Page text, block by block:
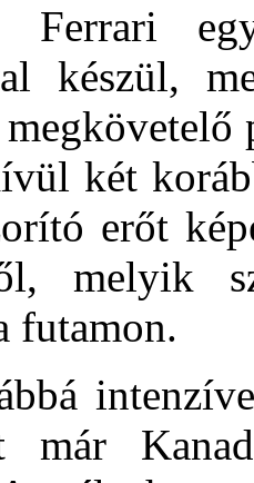
a Ferrari
készül,
két
erőt
melyik
futamon.
már